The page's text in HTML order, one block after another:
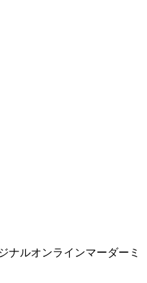
ナルオンラインマーダーミ